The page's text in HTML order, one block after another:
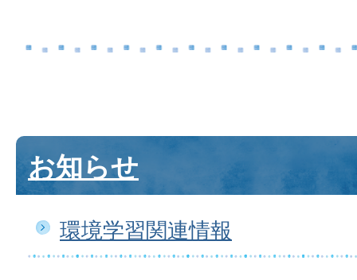
お知らせ
環境学習関連情報